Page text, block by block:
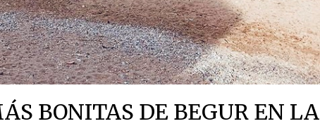
BONITAS DE BEGUR EN LA